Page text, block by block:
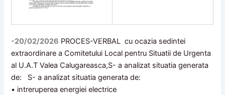
-20/02/2026 PROCES-VERBAL cu ocazia sedintei
extraordinare a Comitetului Local pentru Situatii de Urgenta
al U.A.T Valea Calugareasca,S- a analizat situatia generata
de: S- a analizat situatia generata de:
• intreruperea energiei electrice